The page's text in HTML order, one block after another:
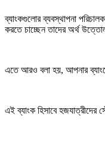
ব্যাংকগুলোর ব্যবস্থাপনা
করতে চাচ্ছেন তাদের অর্থ
এতে আরও বলা হয়, আপনার
এই ব্যাংক হিসাবে হজযাত্রীদের